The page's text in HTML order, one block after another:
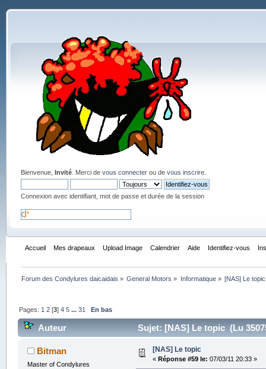
Bienvenue, Invité. Merci de vous connecterou de vous inscrire.
Connexion avec identifiant, mot de passe et durée de la session
Accueil Mes drapeaux Upload Image Calendrier Aide Identifiez-vous
Forum des Condylures daicaidais » General Motors » Informatique» [NAS] Le topic
Pages: 1 2 [3]4 5 ...31 En bas
Auteur Sujet: [NAS] Le topic (Lu
Bitman
Master of Condylures
[NAS] Le topic
« Réponse #59 le: 07/03/11 20:33 »